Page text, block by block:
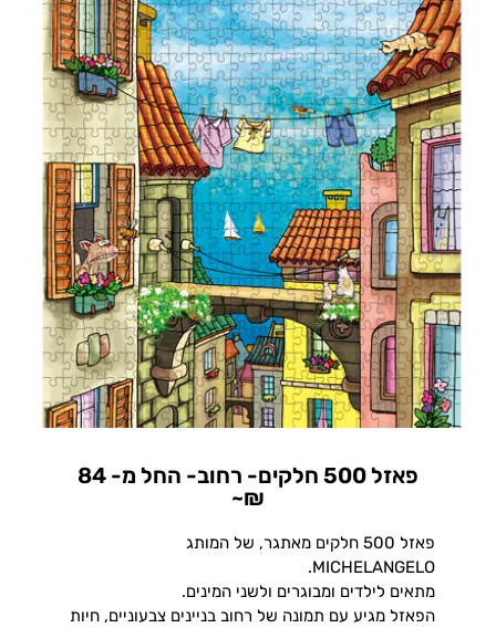
פאזל 500 חלקים- רחוב- החל מ- 84
₪~
פאזל 500 חלקים מאתגר, של המותג
MICHELANGELO.
מתאים לילדים ומבוגרים ולשני המינים.
הפאזל מגיע עם תמונה של רחוב בניינים צבעוניים, חיות